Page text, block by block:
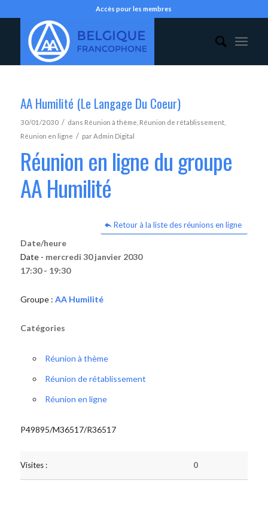
Accès pour les membres
AA Humilité (Le Langage Du Coeur)
30/01/2030 / dans Réunion à thème Réunion de rétablissement,
Réunion en ligne / parAdmin Digital
Réunion en ligne du groupe
AA Humilité
Retour à la liste des réunions en ligne
Date/heure
Date - mercredi 30 janvier 2030
17:30 - 19:30
Groupe : AA Humilité
Catégories
Réunion à thème
Réunion de rétablissement
Réunion en ligne
P49895/M36517/R36517
Visites : 0